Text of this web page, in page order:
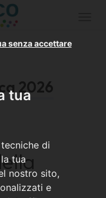
tua
di
tua
nostro sito,
e
senza accettare
2026